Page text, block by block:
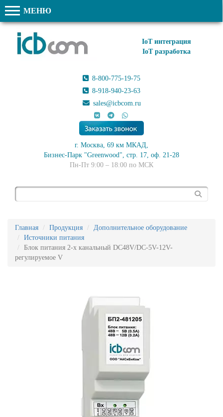
МЕНЮ
IoT интеграция
IoT разработка
8-800-775-19-75
8-918-940-23-63
sales@icbcom.ru
г. Москва, 69 км МКАД,
Бизнес-Парк "Greenwood", стр. 17, оф. 21-28
Пн-Пт 9:00 – 18:00 по МСК
Главная Продукция
Дополнительное оборудование
Источники питания
Блок питания 2-х канальный DC48V/DC-5V-12V-
регулируемое V